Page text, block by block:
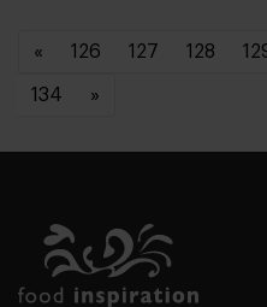
« 126 127 128
134 »